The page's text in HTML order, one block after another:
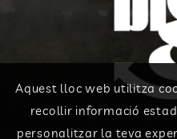
Aquest lloc web utilitza
recollir informació
personalitzar la teva